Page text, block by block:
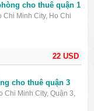
22 USD
cho thuê quận 1
Chi Minh City, Ho Chi
cho thuê quận 3
Chi Minh City, Quận 3,